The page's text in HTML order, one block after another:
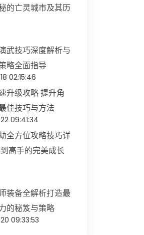
的亡灵城市及其历
武技巧深度解析与
略全面指导
02:15:46
升级攻略 提升角
佳技巧与方法
09:41:34
全方位攻略技巧详
高手的完美成长
装备全解析打造最
的秘笈与策略
09:33:53